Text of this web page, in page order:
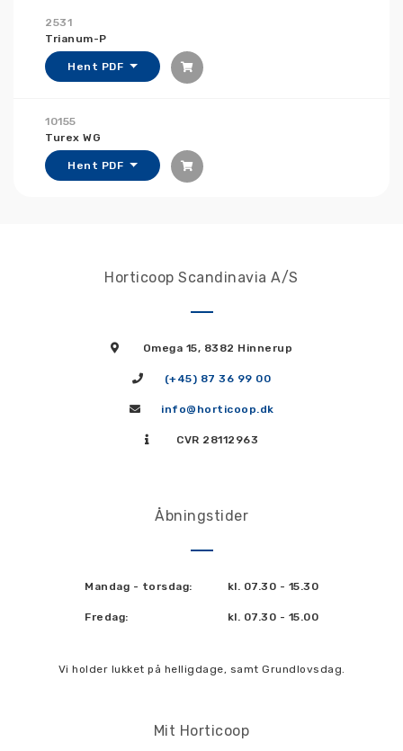
2531
Trianum-P
Hent PDF
10155
Turex WG
Hent PDF
Horticoop Scandinavia A/S
Omega 15, 8382 Hinnerup
(+45) 87 36 99 00
info@horticoop.dk
CVR 28112963
Åbningstider
Mandag - torsdag: kl. 07.30 - 15.30
Fredag: kl. 07.30 - 15.00
Vi holder lukket på helligdage, samt Grundlovsdag.
Mit Horticoop